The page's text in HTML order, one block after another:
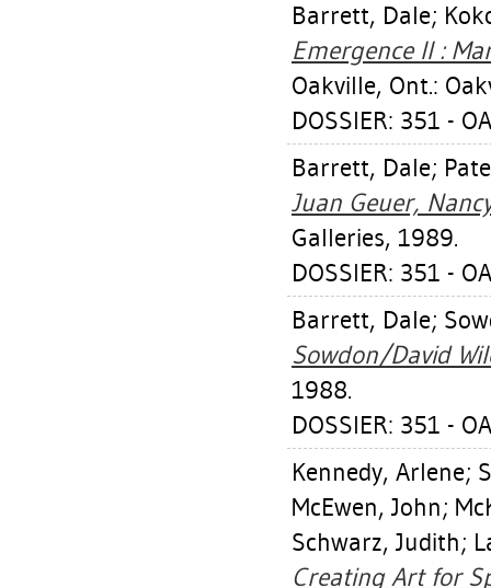
Barrett, Dale;
Emergence II :
Oakville, Ont.:
DOSSIER: 351 -
Barrett, Dale;
Juan Geuer,
Galleries, 1989.
DOSSIER: 351 -
Barrett, Dale;
Sowdon/David
1988.
DOSSIER: 351 -
Kennedy, Arlene;
McEwen, John;
Schwarz, Judith;
Creating Art for